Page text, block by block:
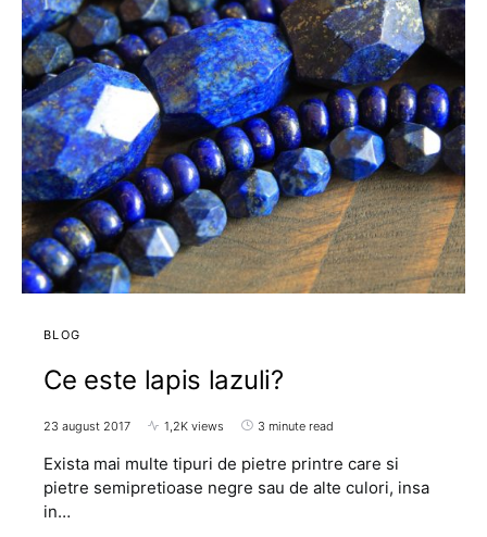
BLOG
Ce este lapis lazuli?
23 august 2017 1,2K views 3 minute read
Exista mai multe tipuri de pietre printre care si
pietre semipretioase negre sau de alte culori, insa
in…